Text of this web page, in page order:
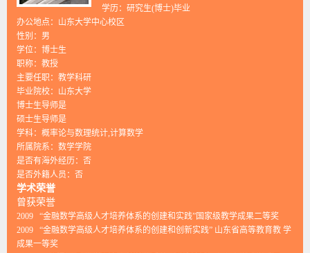
学历：研究生(博士)毕业
办公地点：山东大学中心校区
性别：男
学位：博士生
职称：教授
主要任职：教学科研
毕业院校：山东大学
博士生导师是
硕士生导师是
学科：概率论与数理统计,计算数学
所属院系：数学学院
是否有海外经历：否
是否外籍人员：否
学术荣誉
曾获荣誉
2009 “金融数学高级人才培养体系的创建和实践”国家级教学成果二等奖
2009 “金融数学高级人才培养体系的创建和创新实践” 山东省高等教育教 学
成果一等奖